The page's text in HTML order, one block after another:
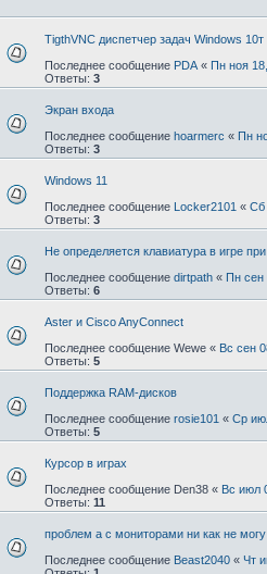
TigthVNC диспетчер задач Windows 10т
Последнее сообщение PDA « Пн ноя
Ответы: 3
Экран входа
Последнее сообщение hoarmerc « Пн
Ответы: 3
Windows 11
Последнее сообщение Locker2101 « Сб
Ответы: 3
Не определяется клавиатура в игре
Последнее сообщение dirtpath « Пн сен
Ответы: 6
Aster и Cisco AnyConnect
Последнее сообщение Wewe « Вс сен
Ответы: 5
Поддержка RAM-дисков
Последнее сообщение rosie101 « Ср
Ответы: 5
Курсор в играх
Последнее сообщение Den38 « Вс июл
Ответы: 11
проблем а с мониторами ни как не
Последнее сообщение Beast2040 « Чт